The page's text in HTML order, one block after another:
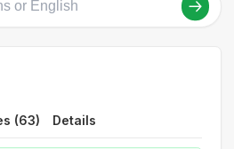
(63) Details